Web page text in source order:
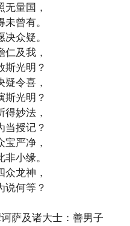
无量国，
曾有。
众疑。
仁及我，
斯光明？
疑令喜，
斯光明？
得妙法，
当授记？
宝严净，
小缘。
众龙神，
说何等？
萨及诸大士：善男子